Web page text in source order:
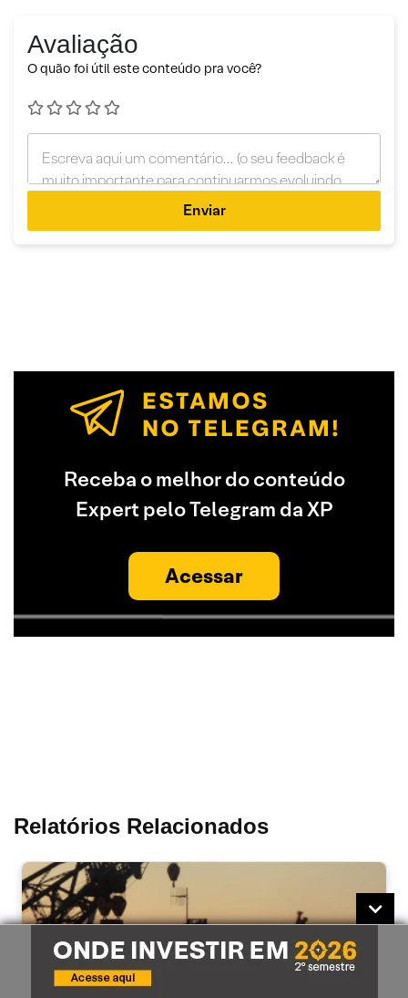
Avaliação
O quão foi útil este conteúdo pra você?
Enviar
Receba o melhor do conteúdo
Expert pelo Telegram da XP
Acessar
Relatórios Relacionados